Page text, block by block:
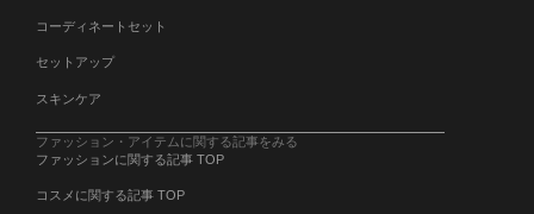
コーディネートセット
セットアップ
スキンケア
ファッション・アイテムに関する記事をみる
ファッションに関する記事 TOP
コスメに関する記事 TOP